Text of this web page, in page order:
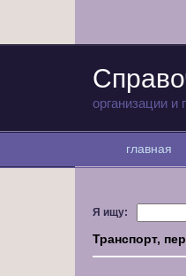
организации
главная
Я ищу:
Транспорт,